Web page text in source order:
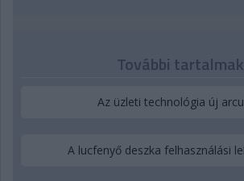
További tartalmak
Az üzleti technológia új
A lucfenyő deszka felhasználási